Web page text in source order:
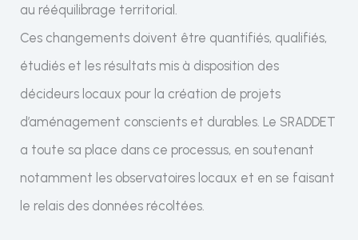
au rééquilibrage territorial.
Ces changements doivent être quantifiés, qualifiés,
étudiés et les résultats mis à disposition des
décideurs locaux pour la création de projets
d’aménagement conscients et durables. Le SRADDET
a toute sa place dans ce processus, en soutenant
notamment les observatoires locaux et en se faisant
le relais des données récoltées.